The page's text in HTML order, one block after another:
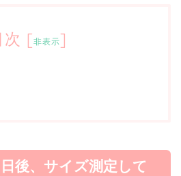
次 [非表示]
後、サイズ測定して